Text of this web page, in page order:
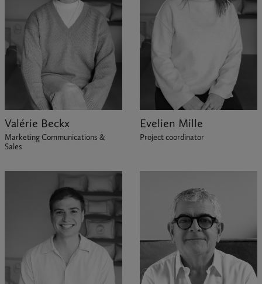
Valérie Beckx
Marketing Communications &
Sales
Evelien Mille
Project coordinator